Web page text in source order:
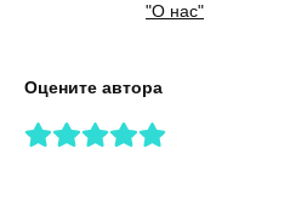
"О нас"
Оцените автора